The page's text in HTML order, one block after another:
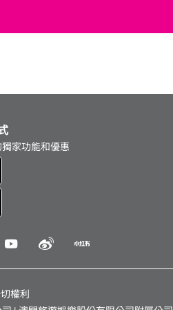
家功能和優惠
權利